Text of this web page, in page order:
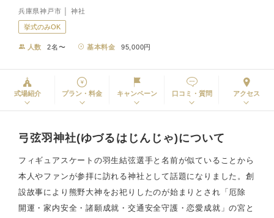
兵庫県神戸市 │ 神社
挙式のみOK
人数 2名〜 基本料金 95,000円
式場紹介 プラン・料金 キャンペーン 口コミ・質問 アクセス
弓弦羽神社(ゆづるはじんじゃ)について
フィギュアスケートの羽生結弦選手と名前が似ていることから
本人やファンが参拝に訪れる神社として話題になりました。創
設故事により熊野大神をお祀りしたのが始まりとされ「厄除
開運・家内安全・諸願成就・交通安全守護・恋愛成就」の宮と